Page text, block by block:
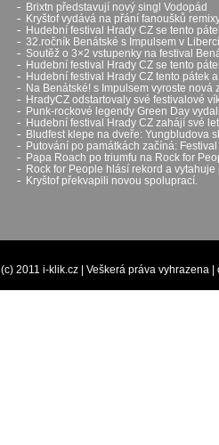
Brixtn představují nový singl Vodopád
Kryštof vydává na přání fanoušků
Hudební festival Hrady CZ se tento
32.ročník Benátské s Impulsem v Liberci
Soutěž o 3×2 vstupenky na festival
Hudební festival Hrady CZ se tento
Hudební festival Hrady CZ tento pátek
Na Benátské! s Impulsem vyroste
HradyCZ odstartovaly své festivalové
Punk-rockové legendy Green Day vydali
Hudební festival Hrady CZ zahájí své
Bludfest klepe na dveře: Yungbludova
Putování po památkách začíná:
Papa Roach po triumfu na Rock for
Rock for People hlásí rekord a
Kryštof překvapili novou spoluprací.
(c) 2011 i-klik.cz | Veškerá práva vyhrazena |